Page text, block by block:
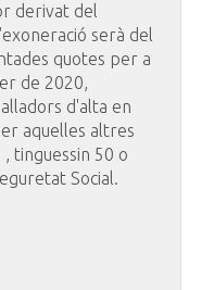
derivat del
serà del
quotes per a
de 2020,
d'alta en
aquelles altres
tinguessin 50 o
Social.